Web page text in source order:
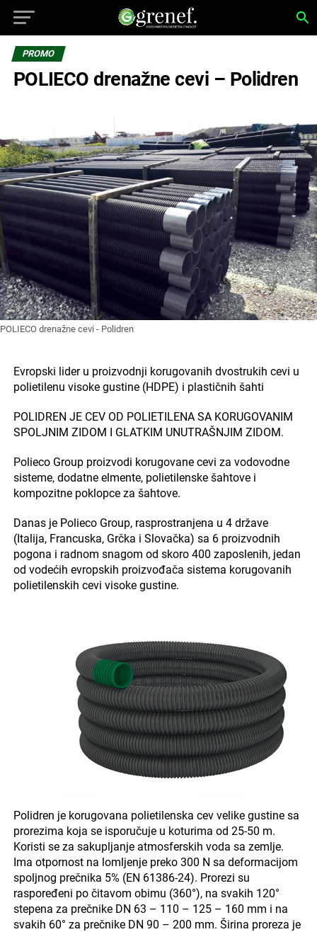
PROMO
POLIECO drenažne cevi – Polidren
POLIECO drenažne cevi - Polidren
Evropski lider u proizvodnji korugovanih dvostrukih cevi u
polietilenu visoke gustine (HDPE) i plastičnih šahti
POLIDREN JE CEV OD POLIETILENA SA KORUGOVANIM
SPOLJNIM ZIDOM I GLATKIM UNUTRAŠNJIM ZIDOM.
Polieco Group proizvodi korugovane cevi za vodovodne
sisteme, dodatne elmente, polietilenske šahtove i
kompozitne poklopce za šahtove.
Danas je Polieco Group, rasprostranjena u 4 države
(Italija, Francuska, Grčka i Slovačka) sa 6 proizvodnih
pogona i radnom snagom od skoro 400 zaposlenih, jedan
od vodećih evropskih proizvođača sistema korugovanih
polietilenskih cevi visoke gustine.
Polidren je korugovana polietilenska cev velike gustine sa
prorezima koja se isporučuje u koturima od 25-50 m.
Koristi se za sakupljanje atmosferskih voda sa zemlje.
Ima otpornost na lomljenje preko 300 N sa deformacijom
spoljnog prečnika 5% (EN 61386-24). Prorezi su
raspoređeni po čitavom obimu (360°), na svakih 120°
stepena za prečnike DN 63 – 110 – 125 – 160 mm i na
svakih 60° za prečnike DN 90 – 200 mm. Širina proreza je